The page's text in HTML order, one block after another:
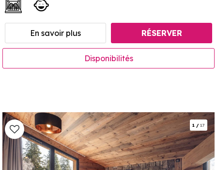
En savoir plus RÉSERVER
Disponibilités
1 / 17